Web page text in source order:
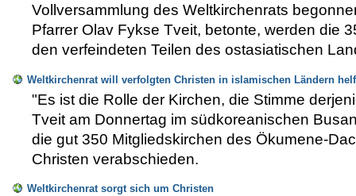
Vollversammlung des Weltkirchenrats
Pfarrer Olav Fykse Tveit, betonte, werden die
den verfeindeten Teilen des ostasiatischen
Weltkirchenrat will verfolgten Christen in islamischen Ländern
"Es ist die Rolle der Kirchen, die Stimme
Tveit am Donnertag im südkoreanischen
die gut 350 Mitgliedskirchen des Ökumene-
Christen verabschieden.
Weltkirchenrat sorgt sich um Christen